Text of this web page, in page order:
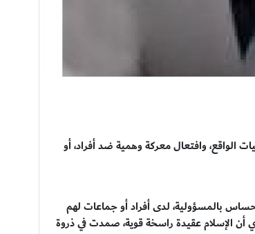
الواقع، وافتعال معركة وهمية ضد أفراد، أو
بالمسؤولية، لدى أفراد أو جماعات لهم
أن الإسلام عقيدة راسخة قوية، صمدت في ذروة